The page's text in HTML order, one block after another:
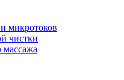
микротоков
чистки
массажа